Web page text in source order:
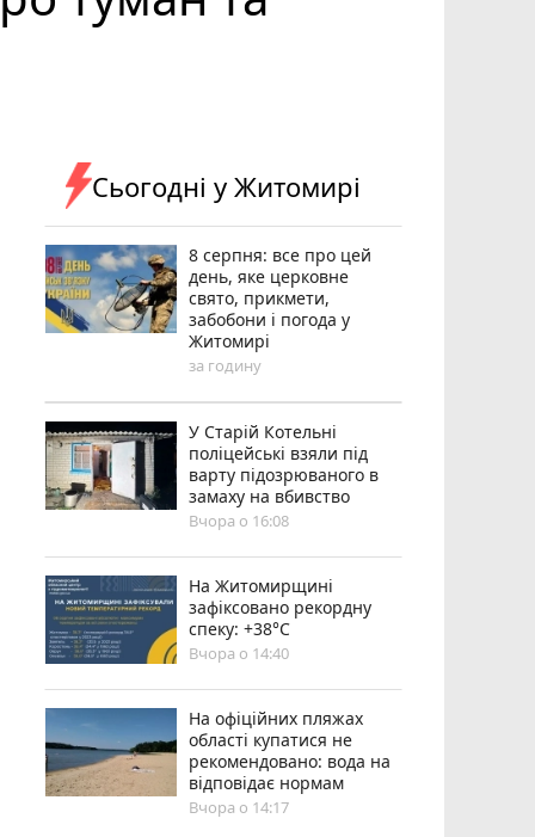
Сьогодні у Житомирі
8 серпня: все про цей
день, яке церковне
свято, прикмети,
забобони і погода у
Житомирі
за годину
У Старій Котельні
поліцейські взяли під
варту підозрюваного в
замаху на вбивство
Вчора о 16:08
Н️а Житомирщині
зафіксовано рекордну
спеку: +38°C
Вчора о 14:40
На офіційних пляжах
області купатися не
рекомендовано: вода на
відповідає нормам
Вчора о 14:17